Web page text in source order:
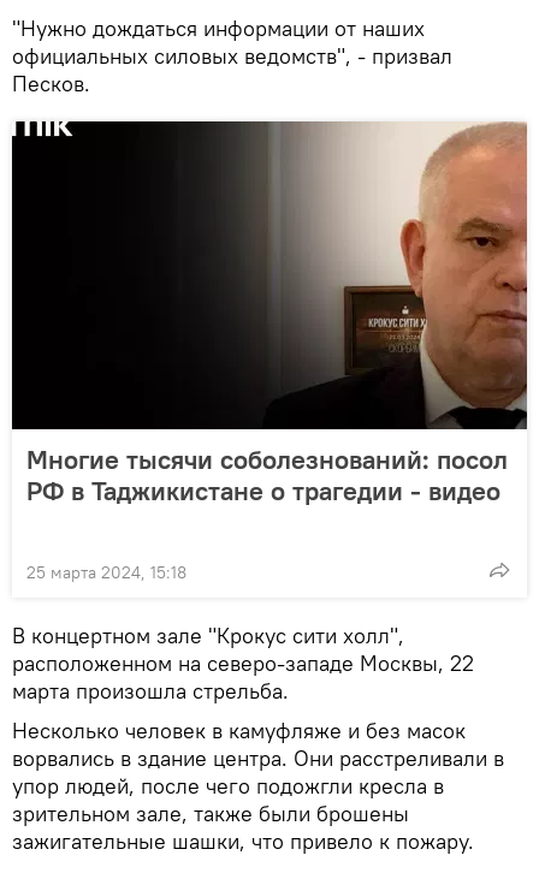
"Нужно дождаться информации от наших
официальных силовых ведомств", - призвал
Песков.
Многие тысячи соболезнований: посол
РФ в Таджикистане о трагедии - видео
25 марта 2024, 15:18
В концертном зале "Крокус сити холл",
расположенном на северо-западе Москвы, 22
марта произошла стрельба.
Несколько человек в камуфляже и без масок
ворвались в здание центра. Они расстреливали в
упор людей, после чего подожгли кресла в
зрительном зале, также были брошены
зажигательные шашки, что привело к пожару.